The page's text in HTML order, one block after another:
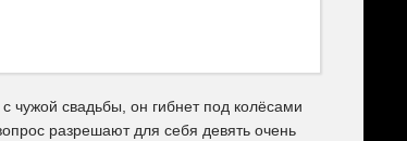
чужой свадьбы, он гибнет под колёсами
разрешают для себя девять очень